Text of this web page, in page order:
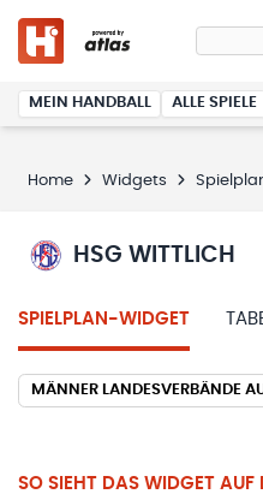
MEIN HANDBALL ALLE SPIELE
Home Widgets
HSG WITTLICH
SPIELPLAN-WIDGET
SO SIEHT DAS WIDGET AUF